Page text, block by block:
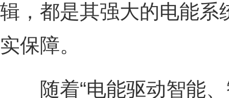
辑，都是其强大的电能系
实保障。
随着“电能驱动智能、